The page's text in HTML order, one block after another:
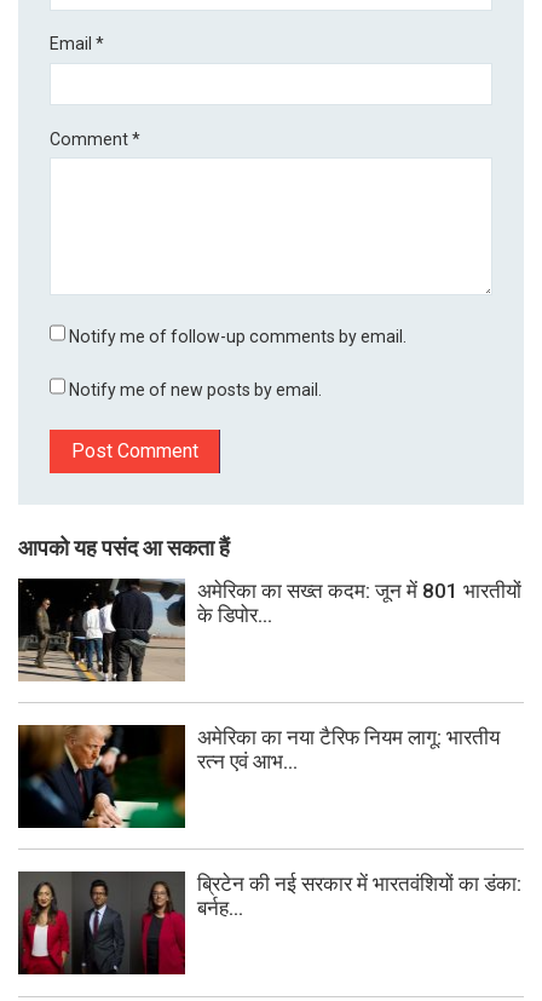
Email*
Comment*
Notify me of follow-up comments by email.
Notify me of new posts by email.
आपको यह पसंद आ सकता हैं
अमेरिका का सख्त कदम: जून में 801 भारतीयों
के डिपोर...
अमेरिका का नया टैरिफ नियम लागू: भारतीय
रत्न एवं आभ...
ब्रिटेन की नई सरकार में भारतवंशियों का डंका:
बर्नह...